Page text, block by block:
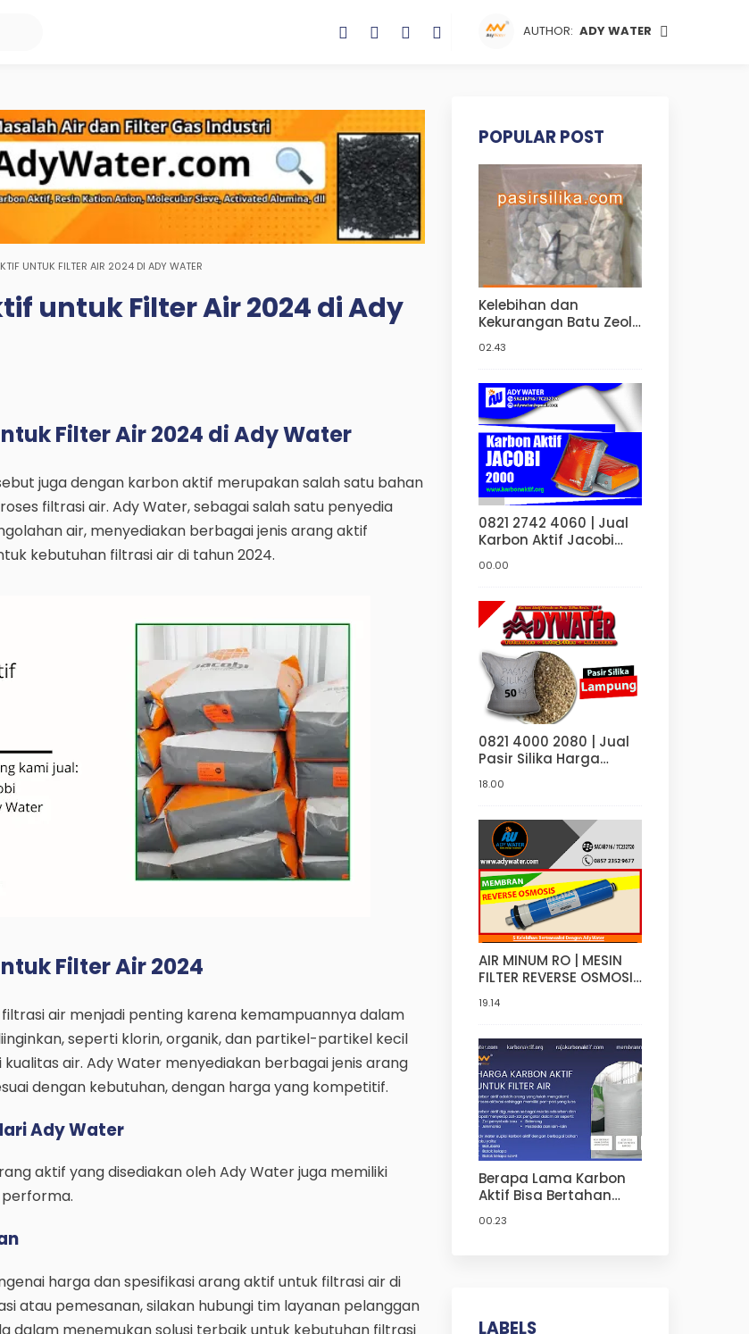
AUTHOR: ADY WATER
UNTUK FILTER AIR 2024 DI ADY WATER
untuk Filter Air 2024 di Ady
Filter Air 2024 di Ady Water
juga dengan karbon aktif merupakan salah satu bahan
filtrasi air. Ady Water, sebagai salah satu penyedia
air, menyediakan berbagai jenis arang aktif
kebutuhan filtrasi air di tahun 2024.
Filter Air 2024
air menjadi penting karena kemampuannya dalam
seperti klorin, organik, dan partikel-partikel kecil
air. Ady Water menyediakan berbagai jenis arang
dengan kebutuhan, dengan harga yang kompetitif.
Ady Water
aktif yang disediakan oleh Ady Water juga memiliki
harga dan spesifikasi arang aktif untuk filtrasi air di
atau pemesanan, silakan hubungi tim layanan pelanggan
dalam menemukan solusi terbaik untuk kebutuhan filtrasi
POPULAR POST
Kelebihan dan
Kekurangan Batu Zeolit
Zeolit Aquarium Ady
02.43
0821 2742 4060 | Jual
Karbon Aktif Jacobi
2000 Harga Sangat
Murah | Karbon Aktif Di
Surabaya | Bekasi
00.00
0821 4000 2080 | Jual
Pasir Silika Harga
blasting Di Bandung |
18.00
AIR MINUM RO | MESIN
FILTER REVERSE OSMOSIS
ADY WATER
19.14
Berapa Lama Karbon
Aktif Bisa Bertahan
Umumnya 1 tahun
00.23
LABELS